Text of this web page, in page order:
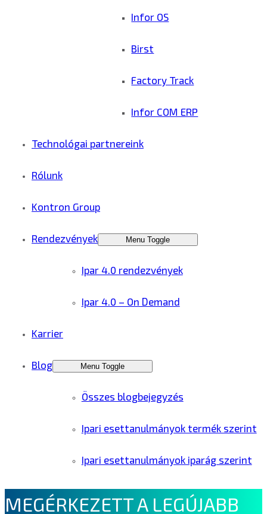
Infor OS
Birst
Factory Track
Infor COM ERP
Technológai partnereink
Rólunk
Kontron Group
Rendezvények Menu Toggle
Ipar 4.0 rendezvények
Ipar 4.0 – On Demand
Karrier
Blog Menu Toggle
Összes blogbejegyzés
Ipari esettanulmányok termék szerint
Ipari esettanulmányok iparág szerint
MEGÉRKEZETT A LEGÚJABB